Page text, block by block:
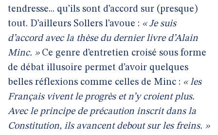
tendresse... qu’ils sont d’accord sur (presque)
tout. D’ailleurs Sollers l’avoue : « Je suis
d’accord avec la thèse du dernier livre d’Alain
Minc. »Ce genre d’entretien croisé sous forme
de débat illusoire permet d’avoir quelques
belles réflexions comme celles de Minc : « les
Français vivent le progrès et n’y croient plus.
Avec le principe de précaution inscrit dans la
Constitution, ils avancent debout sur les freins. »